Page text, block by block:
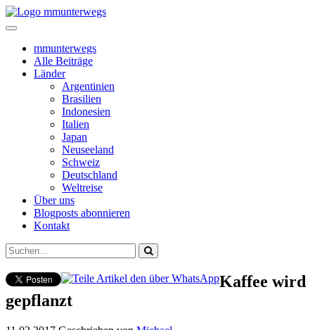
mmunterwegs
Alle Beiträge
Länder
Argentinien
Brasilien
Indonesien
Italien
Japan
Neuseeland
Schweiz
Deutschland
Weltreise
Über uns
Blogposts abonnieren
Kontakt
Kaffee wird
gepflanzt